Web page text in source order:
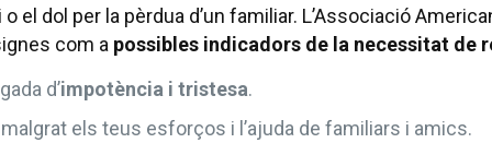
el dol per la pèrdua d’un familiar. L’Associació
com a possibles indicadors de la necessitat de
d’impotència i tristesa.
els teus esforços i l’ajuda de familiars i amics.